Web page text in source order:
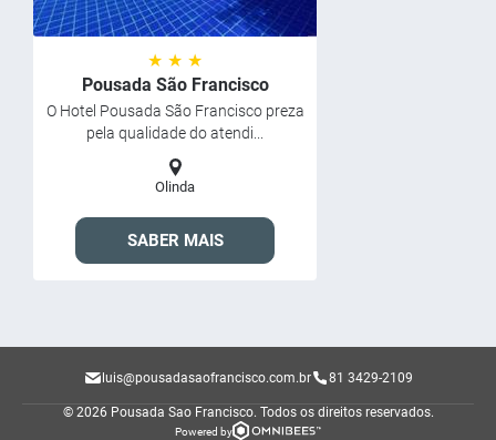
★ ★ ★
Pousada São Francisco
O Hotel Pousada São Francisco preza
pela qualidade do atendi...
Olinda
SABER MAIS
luis@pousadasaofrancisco.com.br 81 3429-2109
© 2026 Pousada Sao Francisco. Todos os direitos reservados.
Powered by